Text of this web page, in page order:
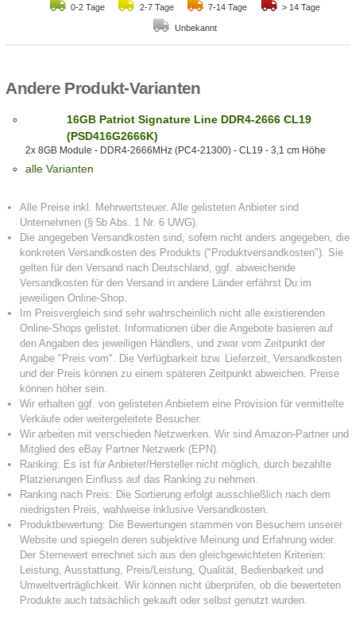
0-2 Tage 2-7 Tage 7-14 Tage > 14 Tage
Unbekannt
Andere Produkt-Varianten
16GB Patriot Signature Line DDR4-2666 CL19
(PSD416G2666K)
2x 8GB Module - DDR4-2666MHz (PC4-21300) - CL19 - 3,1 cm Höhe
alle Varianten